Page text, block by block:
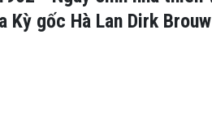
Kỳ gốc Hà Lan Dirk